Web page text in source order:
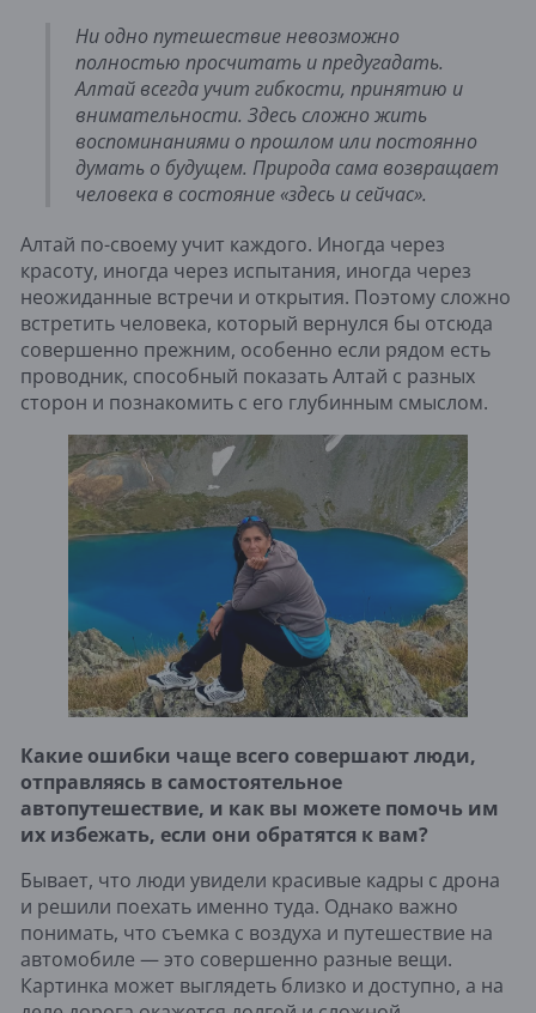
Ни одно путешествие невозможно
полностью просчитать и предугадать.
Алтай всегда учит гибкости, принятию и
внимательности. Здесь сложно жить
воспоминаниями о прошлом или постоянно
думать о будущем. Природа сама возвращает
человека в состояние «здесь и сейчас».
Алтай по-своему учит каждого. Иногда через
красоту, иногда через испытания, иногда через
неожиданные встречи и открытия. Поэтому сложно
встретить человека, который вернулся бы отсюда
совершенно прежним, особенно если рядом есть
проводник, способный показать Алтай с разных
сторон и познакомить с его глубинным смыслом.
Какие ошибки чаще всего совершают люди,
отправляясь в самостоятельное
автопутешествие, и как вы можете помочь им
их избежать, если они обратятся к вам?
Бывает, что люди увидели красивые кадры с дрона
и решили поехать именно туда. Однако важно
понимать, что съемка с воздуха и путешествие на
автомобиле — это совершенно разные вещи.
Картинка может выглядеть близко и доступно, а на